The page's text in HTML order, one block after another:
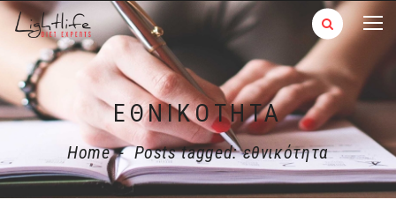
ΕΘΝΙΚΌΤΗΤΑ
Home - Posts tagged: εθνικότητα